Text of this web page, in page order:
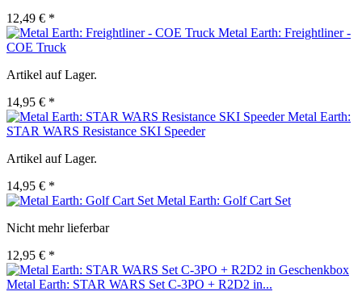
12,49 € *
Metal Earth: Freightliner -
COE Truck
Artikel auf Lager.
14,95 € *
Metal Earth:
STAR WARS Resistance SKI Speeder
Artikel auf Lager.
14,95 € *
Metal Earth: Golf Cart Set
Nicht mehr lieferbar
12,95 € *
Metal Earth: STAR WARS Set C-3PO + R2D2 in...